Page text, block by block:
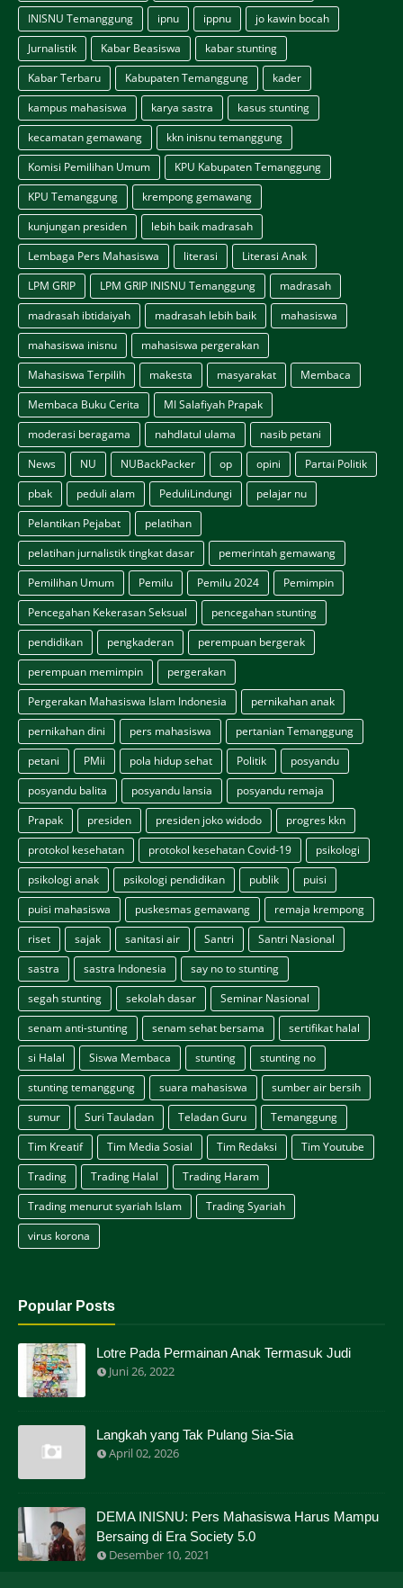
INISNU Temanggung
ipnu ippnu
jo kawin bocah
Jurnalistik
Kabar Beasiswa
kabar stunting
Kabar Terbaru
Kabupaten Temanggung
kader
kampus mahasiswa
karya sastra
kasus stunting
kecamatan gemawang
kkn inisnu temanggung
Komisi Pemilihan Umum
KPU Kabupaten Temanggung
KPU Temanggung
krempong gemawang
kunjungan presiden
lebih baik madrasah
Lembaga Pers Mahasiswa
literasi
Literasi Anak
LPM GRIP
LPM GRIP INISNU Temanggung
madrasah
madrasah ibtidaiyah
madrasah lebih baik
mahasiswa
mahasiswa inisnu
mahasiswa pergerakan
Mahasiswa Terpilih
makesta masyarakat
Membaca
Membaca Buku Cerita
MI Salafiyah Prapak
moderasi beragama
nahdlatul ulama
nasib petani
News
NU NUBackPacker op opini
Partai Politik
pbak
peduli alam PeduliLindungi
pelajar nu
Pelantikan Pejabat
pelatihan
pelatihan jurnalistik tingkat dasar
pemerintah gemawang
Pemilihan Umum
Pemilu Pemilu 2024
Pemimpin
Pencegahan Kekerasan Seksual
pencegahan stunting
pendidikan
pengkaderan
perempuan bergerak
perempuan memimpin
pergerakan
Pergerakan Mahasiswa Islam Indonesia
pernikahan anak
pernikahan dini
pers mahasiswa
pertanian Temanggung
petani
PMii pola hidup sehat Politik
posyandu
posyandu balita
posyandu lansia
posyandu remaja
Prapak
presiden presiden joko widodo
progres kkn
protokol kesehatan
protokol kesehatan Covid-19
psikologi
psikologi anak
psikologi pendidikan publik
puisi
puisi mahasiswa
puskesmas gemawang
remaja krempong
riset
sajak sanitasi air Santri
Santri Nasional
sastra
sastra Indonesia
say no to stunting
segah stunting
sekolah dasar
Seminar Nasional
senam anti-stunting
senam sehat bersama
sertifikat halal
si Halal
Siswa Membaca stunting
stunting no
stunting temanggung
suara mahasiswa
sumber air bersih
sumur
Suri Tauladan Teladan Guru
Temanggung
Tim Kreatif
Tim Media Sosial Tim Redaksi
Tim Youtube
Trading
Trading Halal
Trading Haram
Trading menurut syariah Islam
Trading Syariah
virus korona
Popular Posts
Lotre Pada Permainan Anak Termasuk Judi
Juni 26, 2022
Langkah yang Tak Pulang Sia-Sia
April 02, 2026
DEMA INISNU: Pers Mahasiswa Harus Mampu
Bersaing di Era Society 5.0
Desember 10, 2021